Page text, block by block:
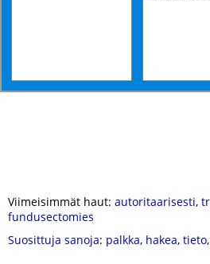
Viimeisimmät haut: autoritaarisesti,
fundusectomies
Suosittuja sanoja: palkka, hakea, tieto,